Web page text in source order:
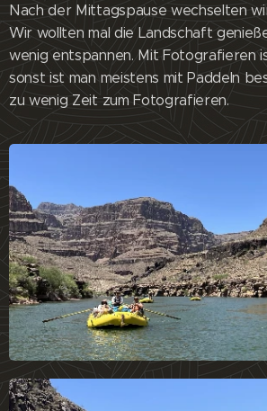
Nach der Mittagspause wechselten
Wir wollten mal die Landschaft
wenig entspannen. Mit Fotografieren
sonst ist man meistens mit Paddeln
zu wenig Zeit zum Fotografieren.